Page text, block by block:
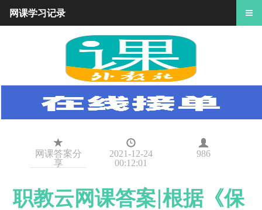
网课答案分
享
2021-12-24
00:12:01
986
职教云网课答案|根据《保
网课学习记录